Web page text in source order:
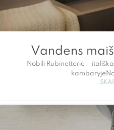
Vandens
Nobili Rubinetterie –